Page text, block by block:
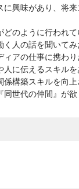
に興味があり、将
どのように行われ
く人の話を聞いて
ィアの仕事に携わ
人に伝えるスキル
係構築スキルを向
同世代の仲間』が